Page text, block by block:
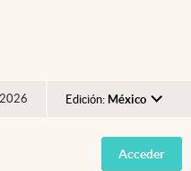
Edición: México
Argentina
España
Acceder